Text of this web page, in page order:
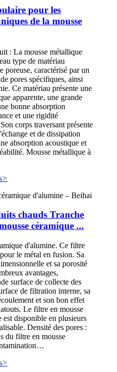
pour les
de la mousse
: La mousse métallique
type de matériau
poreuse, caractérisé par un
pores spécifiques, ainsi
Ce matériau présente une
apparente, une grande
bonne absorption
et une rigidité
corps traversant présente
et de dissipation
absorption acoustique et
Mousse métallique à
>
chauds Tranche
céramique ...
d'alumine. Ce filtre
le métal en fusion. Sa
et sa porosité
avantages,
surface de collecte des
de filtration interne, sa
et son bon effet
Le filtre en mousse
est disponible en plusieurs
Densité des pores :
du filtre en mousse
>